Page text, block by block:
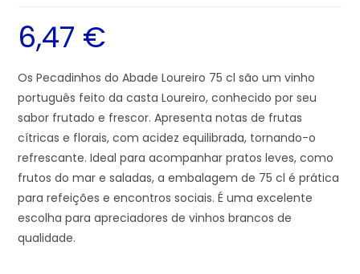
6,47 €
Os Pecadinhos do Abade Loureiro 75 cl são um vinho
português feito da casta Loureiro, conhecido por seu
sabor frutado e frescor. Apresenta notas de frutas
cítricas e florais, com acidez equilibrada, tornando-o
refrescante. Ideal para acompanhar pratos leves, como
frutos do mar e saladas, a embalagem de 75 cl é prática
para refeições e encontros sociais. É uma excelente
escolha para apreciadores de vinhos brancos de
qualidade.